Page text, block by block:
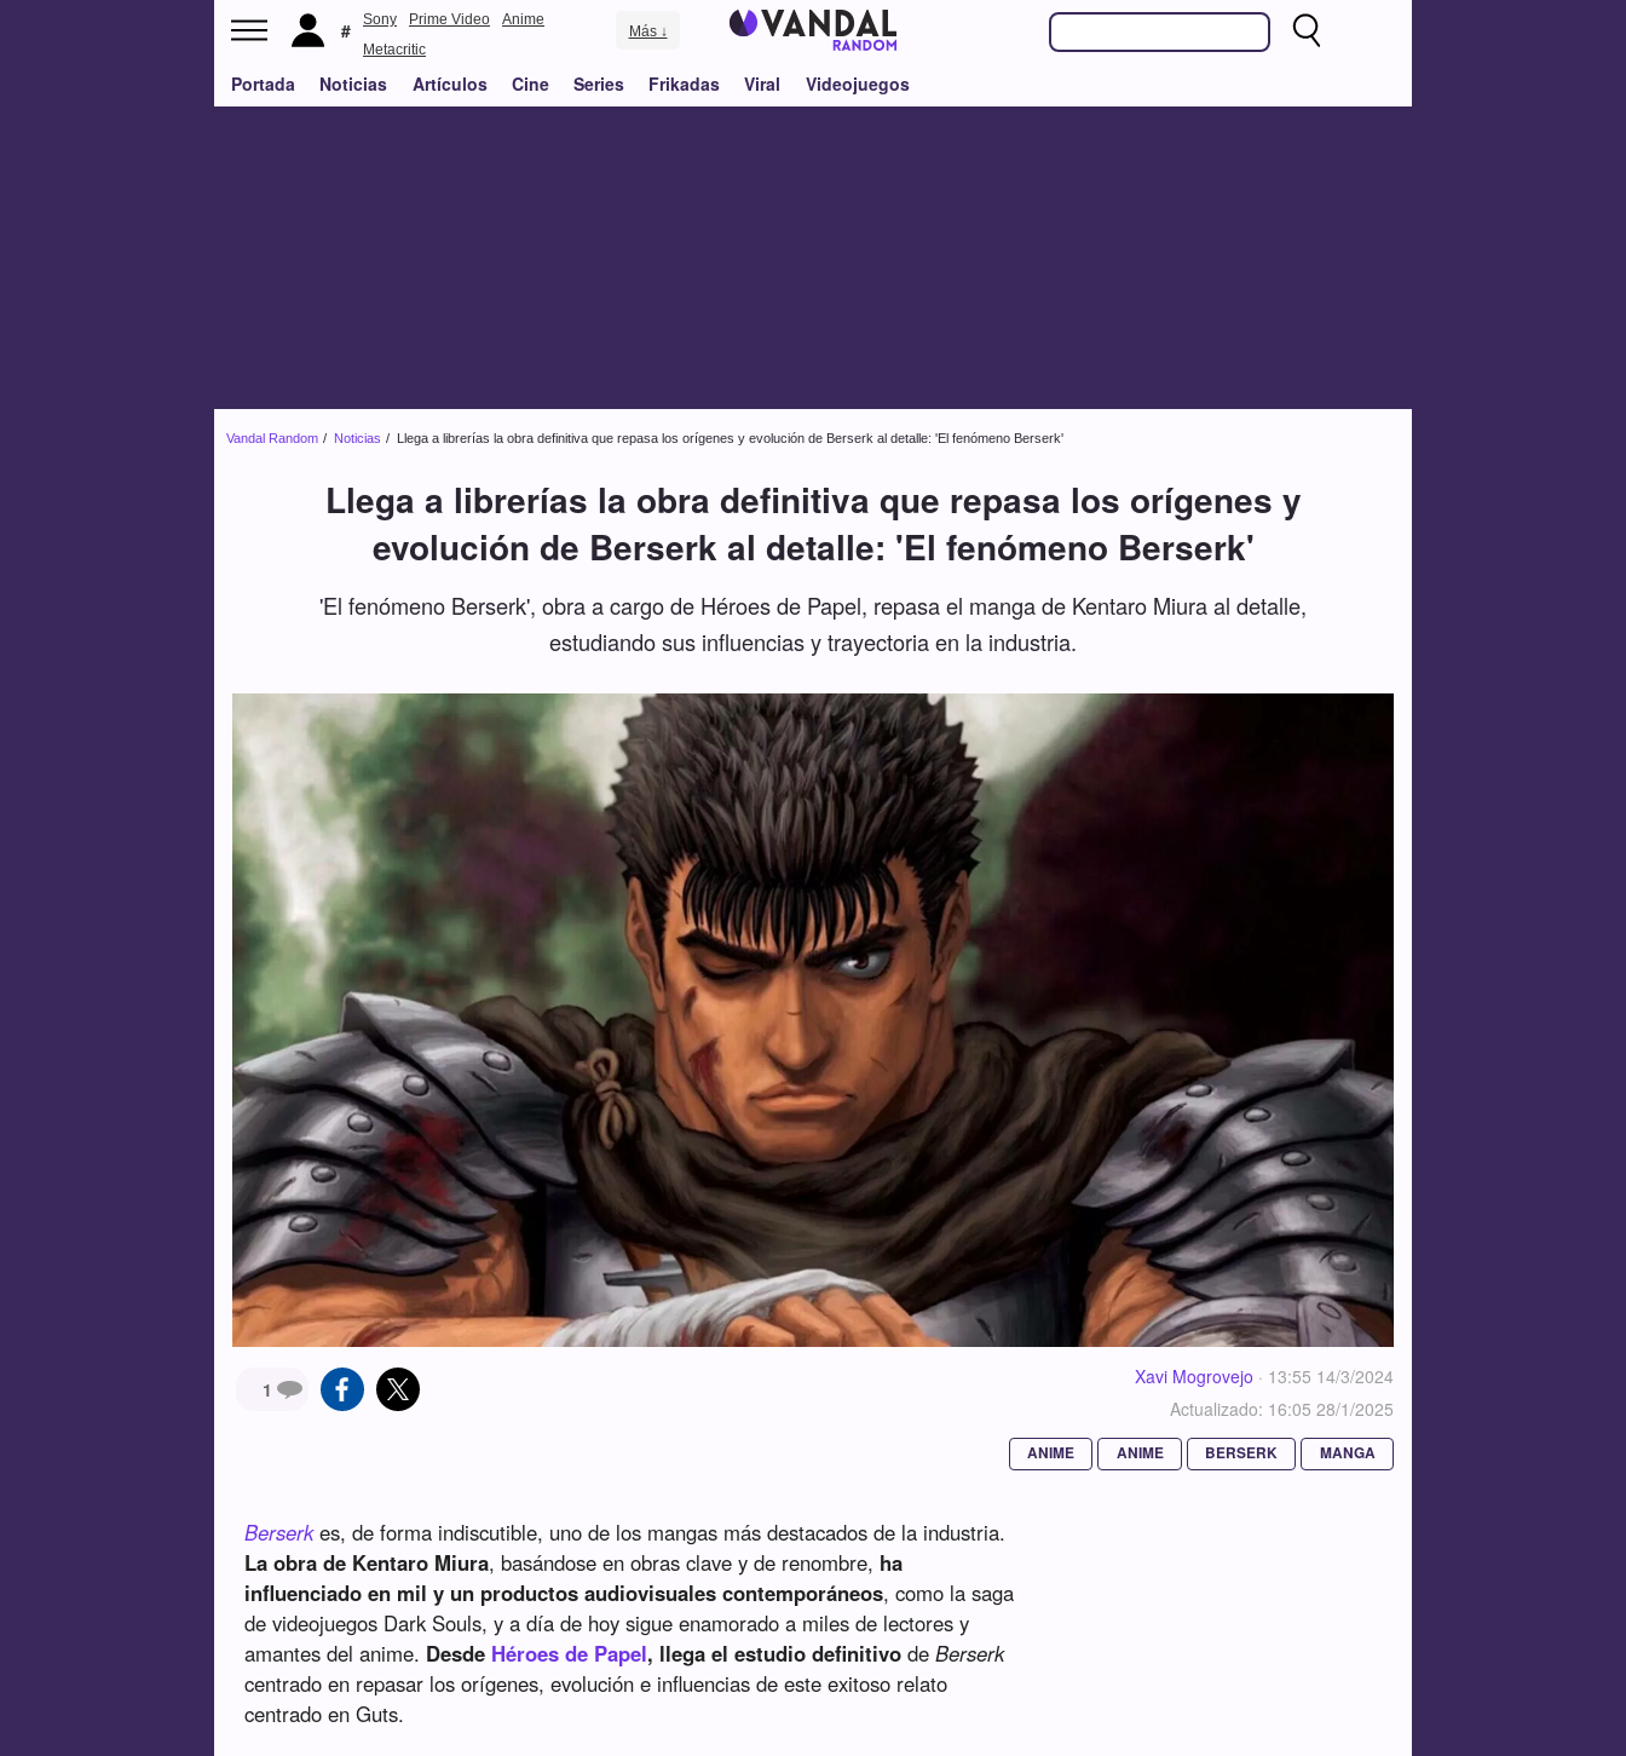
Sony Prime Video
Anime
Metacritic
Más ↓
Portada Noticias Artículos Cine Series Frikadas Viral Videojuegos
Vandal Random Noticias Llega a librerías la obra definitiva que repasa los orígenes y evolución de Berserk al detalle: 'El fenómeno Berserk'
Llega a librerías la obra definitiva que repasa los orígenes y
evolución de Berserk al detalle: 'El fenómeno Berserk'
'El fenómeno Berserk', obra a cargo de Héroes de Papel, repasa el manga de Kentaro Miura al detalle,
estudiando sus influencias y trayectoria en la industria.
1
Xavi Mogrovejo · 13:55 14/3/2024
Actualizado: 16:05 28/1/2025
ANIME ANIME BERSERK MANGA
Berserkes, de forma indiscutible, uno de los mangas más destacados de la industria.
La obra de Kentaro Miura, basándose en obras clave y de renombre, ha
influenciado en mil y un productos audiovisuales contemporáneos, como la saga
de videojuegos Dark Souls, y a día de hoy sigue enamorado a miles de lectores y
amantes del anime. Desde Héroes de Papel, llega el estudio definitivo deBerserk
centrado en repasar los orígenes, evolución e influencias de este exitoso relato
centrado en Guts.